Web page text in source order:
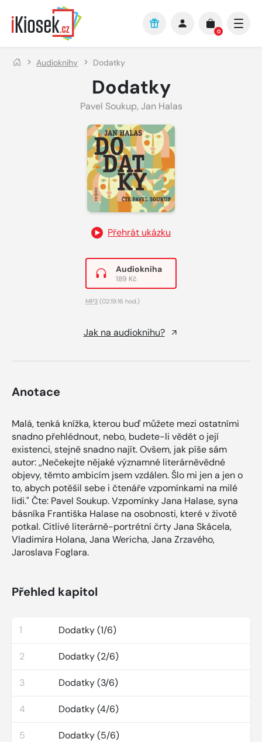
Přejít na hlavní obsah
0
Audioknihy Dodatky
Dodatky
Pavel Soukup, Jan Halas
Přehrát ukázku
Audiokniha
189 Kč
MP3 (02:19:16 hod.)
Jak na audioknihu?
Anotace
Malá, tenká knížka, kterou buď můžete mezi ostatními
snadno přehlédnout, nebo, budete-li vědět o její
existenci, stejně snadno najít. Ovšem, jak píše sám
autor: ,,Nečekejte nějaké významné literárněvědné
objevy, těmto ambicím jsem vzdálen. Šlo mi jen a jen o
to, abych potěšil sebe i čtenáře vzpomínkami na milé
lidi." Čte: Pavel Soukup. Vzpomínky Jana Halase, syna
básníka Františka Halase na osobnosti, které v životě
potkal. Citlivé literárně-portrétní črty Jana Skácela,
Vladimíra Holana, Jana Wericha, Jana Zrzavého,
Jaroslava Foglara.
Přehled kapitol
1 Dodatky (1/6)
2 Dodatky (2/6)
3 Dodatky (3/6)
4 Dodatky (4/6)
5 Dodatky (5/6)